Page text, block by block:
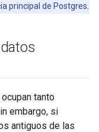
principal de Postgres.
tanto
embargo, si
antiguos de las